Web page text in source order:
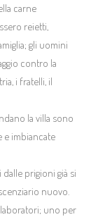
carne
reietti,
gli uomini
contro la
i fratelli, il
la villa sono
e imbiancate
prigioni già si
nuovo.
uno per